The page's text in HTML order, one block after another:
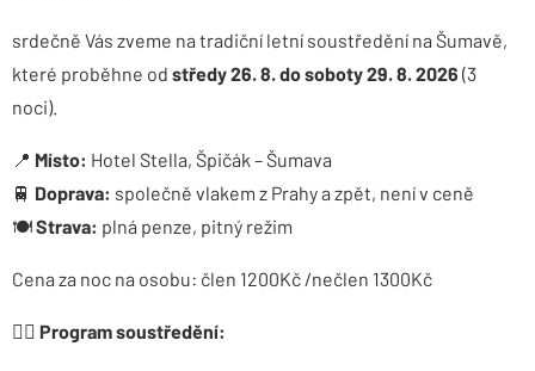
srdečně Vás zveme na tradiční letní soustředění na Šumavě,
které proběhne od středy 26. 8. do soboty 29. 8. 2026 (3
noci).
📍 Místo: Hotel Stella, Špičák – Šumava
🚆 Doprava: společně vlakem z Prahy a zpět, není v ceně
🍽Strava: plná penze, pitný režim
Cena za noc na osobu: člen 1200Kč /nečlen 1300Kč
🏃‍♀️ Program soustředění: